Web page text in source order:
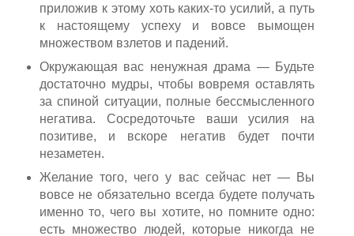
приложив к этому хоть каких-то усилий, а путь
к настоящему успеху и вовсе вымощен
множеством взлетов и падений.
Окружающая вас ненужная драма — Будьте
достаточно мудры, чтобы вовремя оставлять
за спиной ситуации, полные бессмысленного
негатива. Сосредоточьте ваши усилия на
позитиве, и вскоре негатив будет почти
незаметен.
Желание того, чего у вас сейчас нет — Вы
вовсе не обязательно всегда будете получать
именно то, чего вы хотите, но помните одно:
есть множество людей, которые никогда не